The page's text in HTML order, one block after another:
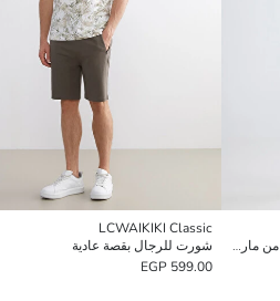
شورت رجالي بقصة عادية بطبعة فينوم من مارفل
LCWAIKIKI Classic
شورت للرجال بقصة عادية
599.00 EGP